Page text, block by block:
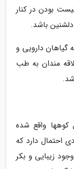
بودن در کنار
باشد.
گیاهان دارویی و
مندان به طب
کوهها واقع شده
احتمال دارد که
زیبایی و بکر